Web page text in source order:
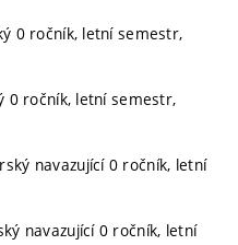
0 ročník, letní semestr,
0 ročník, letní semestr,
navazující 0 ročník, letní
navazující 0 ročník, letní